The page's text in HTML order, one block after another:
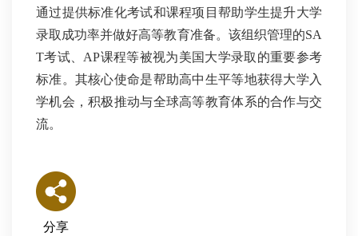
通过提供标准化考试和课程项目帮助学生提升大学
录取成功率并做好高等教育准备。该组织管理的SA
T考试、AP课程等被视为美国大学录取的重要参考
标准。其核心使命是帮助高中生平等地获得大学入
学机会，积极推动与全球高等教育体系的合作与交
流。
分享